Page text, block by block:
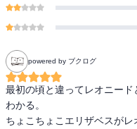
powered by ブクログ
最初の頃と違ってレオニー
わかる。
ちょこちょこエリザベスが